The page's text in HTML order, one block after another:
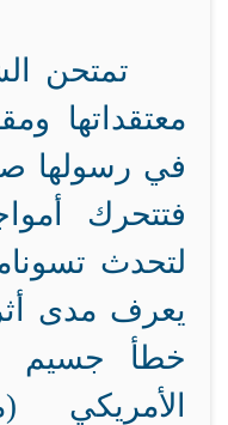
تمتحن
معتقداتها
في رسولها
فتتحرك
لتحدث
يعرف مدى
خطأ جسيم
الأمريكي